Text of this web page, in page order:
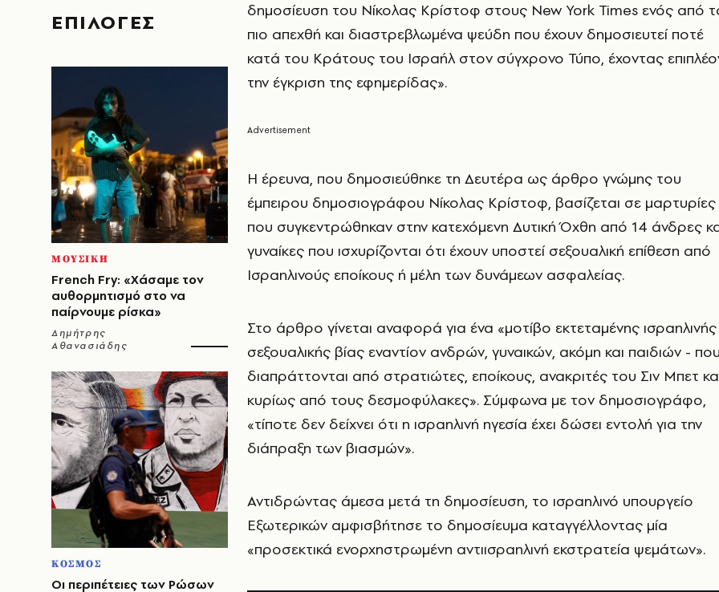
EΠΙΛΟΓΈΣ
ΜΟΥΣΙΚΗ
French Fry: «Χάσαμε τον
αυθορμητισμό στο να
παίρνουμε ρίσκα»
Δημήτρης
Αθανασιάδης
ΚΟΣΜΟΣ
Οι περιπέτειες των Ρώσων
δημοσίευση του Νίκολας Κρίστοφ στους New York Times ενός από
πιο απεχθή και διαστρεβλωμένα ψεύδη που έχουν δημοσιευτεί ποτέ
κατά του Κράτους του Ισραήλ στον σύγχρονο Τύπο, έχοντας
την έγκριση της εφημερίδας».
Η έρευνα, που δημοσιεύθηκε τη Δευτέρα ως άρθρο γνώμης του
έμπειρου δημοσιογράφου Νίκολας Κρίστοφ, βασίζεται σε μαρτυρίες
που συγκεντρώθηκαν στην κατεχόμενη Δυτική Όχθη από 14 άνδρες
γυναίκες που ισχυρίζονται ότι έχουν υποστεί σεξουαλική επίθεση από
Ισραηλινούς εποίκους ή μέλη των δυνάμεων ασφαλείας.
Στο άρθρο γίνεται αναφορά για ένα «μοτίβο εκτεταμένης ισραηλινής
σεξουαλικής βίας εναντίον ανδρών, γυναικών, ακόμη και παιδιών -
διαπράττονται από στρατιώτες, εποίκους, ανακριτές του Σιν Μπετ
κυρίως από τους δεσμοφύλακες». Σύμφωνα με τον δημοσιογράφο,
«τίποτε δεν δείχνει ότι η ισραηλινή ηγεσία έχει δώσει εντολή για την
διάπραξη των βιασμών».
Αντιδρώντας άμεσα μετά τη δημοσίευση, το ισραηλινό υπουργείο
Εξωτερικών αμφισβήτησε το δημοσίευμα καταγγέλλοντας μία
«προσεκτικά ενορχηστρωμένη αντιισραηλινή εκστρατεία ψεμάτων».